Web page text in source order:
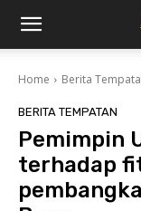
Home Berita
BERITA TEMPATAN
Pemimpin
terhadap